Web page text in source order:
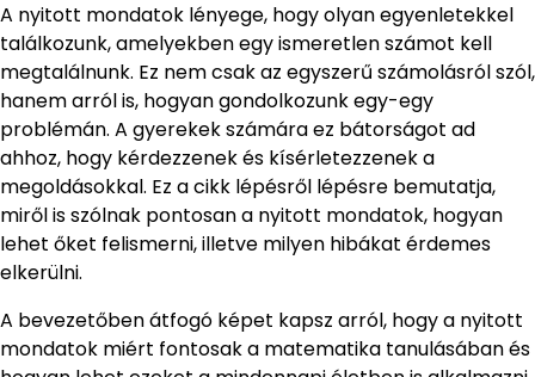
A nyitott mondatok lényege, hogy olyan egyenletekkel
találkozunk, amelyekben egy ismeretlen számot kell
megtalálnunk. Ez nem csak az egyszerű számolásról szól,
hanem arról is, hogyan gondolkozunk egy-egy
problémán. A gyerekek számára ez bátorságot ad
ahhoz, hogy kérdezzenek és kísérletezzenek a
megoldásokkal. Ez a cikk lépésről lépésre bemutatja,
miről is szólnak pontosan a nyitott mondatok, hogyan
lehet őket felismerni, illetve milyen hibákat érdemes
elkerülni.
A bevezetőben átfogó képet kapsz arról, hogy a nyitott
mondatok miért fontosak a matematika tanulásában és